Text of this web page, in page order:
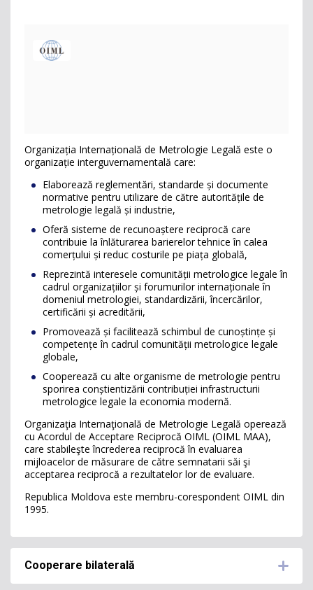
Organizația Internațională de Metrologie Legală este o
organizație interguvernamentală care:
Elaborează reglementări, standarde și documente
normative pentru utilizare de către autoritățile de
metrologie legală și industrie,
Oferă sisteme de recunoaștere reciprocă care
contribuie la înlăturarea barierelor tehnice în calea
comerțului și reduc costurile pe piața globală,
Reprezintă interesele comunității metrologice legale în
cadrul organizațiilor și forumurilor internaționale în
domeniul metrologiei, standardizării, încercărilor,
certificării și acreditării,
Promovează și facilitează schimbul de cunoștințe și
competențe în cadrul comunității metrologice legale
globale,
Cooperează cu alte organisme de metrologie pentru
sporirea conștientizării contribuției infrastructurii
metrologice legale la economia modernă.
Organizaţia Internaţională de Metrologie Legală operează
cu Acordul de Acceptare Reciprocă OIML (OIML MAA),
care stabileşte încrederea reciprocă în evaluarea
mijloacelor de măsurare de către semnatarii săi şi
acceptarea reciprocă a rezultatelor lor de evaluare.
Republica Moldova este membru-corespondent OIML din
1995.
Cooperare bilaterală